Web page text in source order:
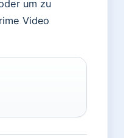
um zu
Video